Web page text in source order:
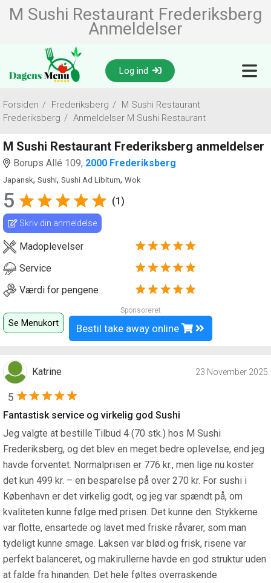
M Sushi Restaurant Frederiksberg
Anmeldelser
Log ind
Forsiden / Frederiksberg / M Sushi Restaurant
Frederiksberg / Anmeldelser M Sushi Restaurant
M Sushi Restaurant Frederiksberg anmeldelser
Borups Allé 109, 2000 Frederiksberg
Japansk, Sushi, Sushi Ad Libitum, Wok
5 (1)
Skriv din anmeldelse
Madoplevelser
Service
Værdi for pengene
Se Menukort
Sponsoreret
Bestil take away online
Katrine 23 November 2025
5
Fantastisk service og virkelig god Sushi
Jeg valgte at bestille Tilbud 4 (70 stk.) hos M Sushi
Frederiksberg, og det blev en meget bedre oplevelse, end jeg
havde forventet. Normalprisen er 776 kr., men lige nu koster
det kun 499 kr. – en besparelse på over 270 kr. For sushi i
København er det virkelig godt, og jeg var spændt på, om
kvaliteten kunne følge med prisen. Det kunne den. Stykkerne
var flotte, ensartede og lavet med friske råvarer, som man
tydeligt kunne smage. Laksen var blød og frisk, risene var
perfekt balanceret, og makirullerne havde en god struktur uden
at falde fra hinanden. Det hele føltes overraskende